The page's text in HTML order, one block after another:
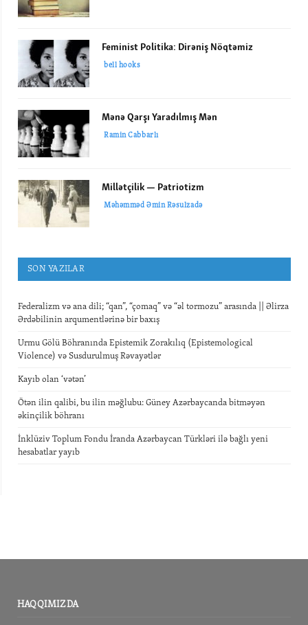
Feminist Politika: Dirəniş Nöqtəmiz
bell hooks
Mənə Qarşı Yaradılmış Mən
Ramin Cabbarlı
Millətçilik — Patriotizm
Məhəmməd Əmin Rəsulzadə
SON YAZILAR
Federalizm və ana dili; “qan”, “çomaq” və “əl tormozu” arasında || Əlirza
Ərdəbilinin arqumentlərinə bir baxış
Urmu Gölü Böhranında Epistemik Zorakılıq (Epistemological
Violence) və Susdurulmuş Rəvayətlər
Kayıb olan ‘vətən’
Ötən ilin qalibi, bu ilin məğlubu: Güney Azərbaycanda bitməyən
əkinçilik böhranı
İnklüziv Toplum Fondu İranda Azərbaycan Türkləri ilə bağlı yeni
hesabatlar yayıb
HAQQIMIZDA